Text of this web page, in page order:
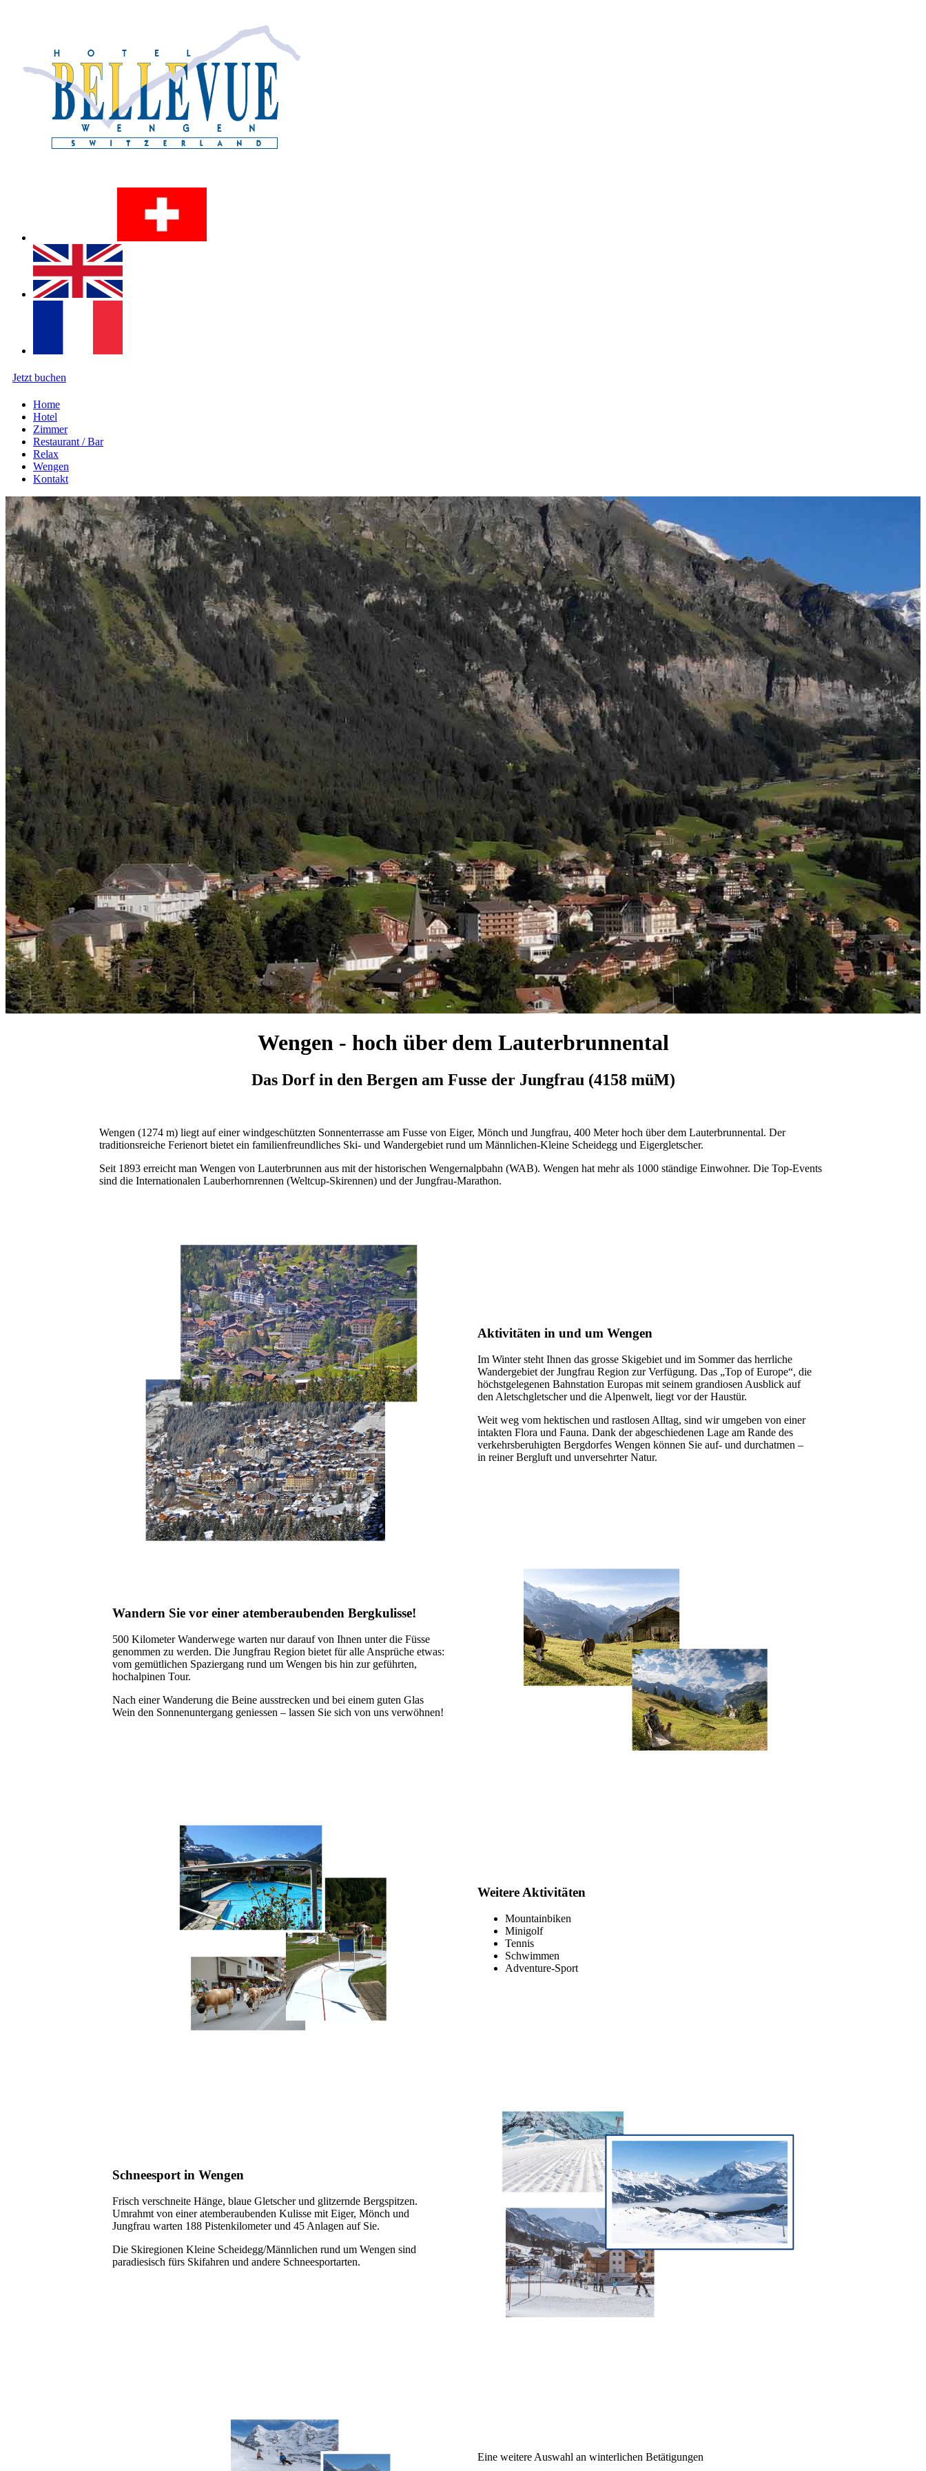
Jetzt buchen
Home
Hotel
Zimmer
Restaurant / Bar
Relax
Wengen
Kontakt
Wengen - hoch über dem Lauterbrunnental
Das Dorf in den Bergen am Fusse der Jungfrau (4158 müM)
Wengen (1274 m) liegt auf einer windgeschützten Sonnenterrasse am Fusse von Eiger, Mönch und Jungfrau, 400 Meter hoch über dem Lauterbrunnental. Der
traditionsreiche Ferienort bietet ein familienfreundliches Ski- und Wandergebiet rund um Männlichen-Kleine Scheidegg und Eigergletscher.
Seit 1893 erreicht man Wengen von Lauterbrunnen aus mit der historischen Wengernalpbahn (WAB). Wengen hat mehr als 1000 ständige Einwohner. Die Top-Events
sind die Internationalen Lauberhornrennen (Weltcup-Skirennen) und der Jungfrau-Marathon.
Aktivitäten in und um Wengen
Im Winter steht Ihnen das grosse Skigebiet und im Sommer das herrliche
Wandergebiet der Jungfrau Region zur Verfügung. Das „Top of Europe“, die
höchstgelegenen Bahnstation Europas mit seinem grandiosen Ausblick auf
den Aletschgletscher und die Alpenwelt, liegt vor der Haustür.
Weit weg vom hektischen und rastlosen Alltag, sind wir umgeben von einer
intakten Flora und Fauna. Dank der abgeschiedenen Lage am Rande des
verkehrsberuhigten Bergdorfes Wengen können Sie auf- und durchatmen –
in reiner Bergluft und unversehrter Natur.
Wandern Sie vor einer atemberaubenden Bergkulisse!
500 Kilometer Wanderwege warten nur darauf von Ihnen unter die Füsse
genommen zu werden. Die Jungfrau Region bietet für alle Ansprüche etwas:
vom gemütlichen Spaziergang rund um Wengen bis hin zur geführten,
hochalpinen Tour.
Nach einer Wanderung die Beine ausstrecken und bei einem guten Glas
Wein den Sonnenuntergang geniessen – lassen Sie sich von uns verwöhnen!
Weitere Aktivitäten
Mountainbiken
Minigolf
Tennis
Schwimmen
Adventure-Sport
Schneesport in Wengen
Frisch verschneite Hänge, blaue Gletscher und glitzernde Bergspitzen.
Umrahmt von einer atemberaubenden Kulisse mit Eiger, Mönch und
Jungfrau warten 188 Pistenkilometer und 45 Anlagen auf Sie.
Die Skiregionen Kleine Scheidegg/Männlichen rund um Wengen sind
paradiesisch fürs Skifahren und andere Schneesportarten.
Eine weitere Auswahl an winterlichen Betätigungen